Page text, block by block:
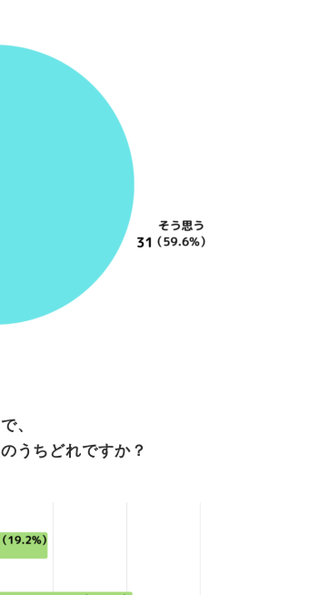
、
うちどれですか？